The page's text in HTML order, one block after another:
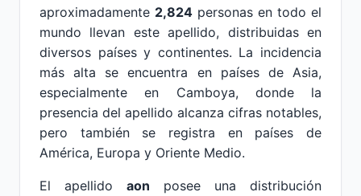
aproximadamente 2,824 personas en todo el
mundo llevan este apellido, distribuidas en
diversos países y continentes. La incidencia
más alta se encuentra en países de Asia,
especialmente en Camboya, donde la
presencia del apellido alcanza cifras notables,
pero también se registra en países de
América, Europa y Oriente Medio.
El apellido aon posee una distribución